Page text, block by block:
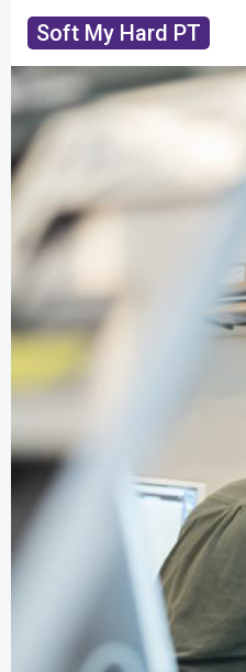
Soft My Hard PT